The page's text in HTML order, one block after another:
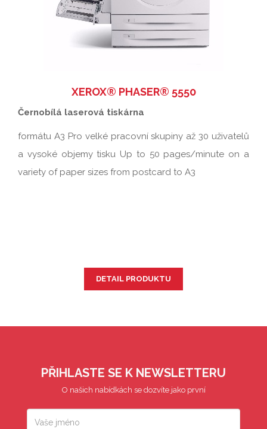
XEROX® PHASER® 5550
Černobílá laserová tiskárna
formátu A3 Pro velké pracovní skupiny až 30 uživatelů
a vysoké objemy tisku Up to 50 pages/minute on a
variety of paper sizes from postcard to A3
DETAIL PRODUKTU
PŘIHLASTE SE K NEWSLETTERU
O našich nabídkách se dozvíte jako první